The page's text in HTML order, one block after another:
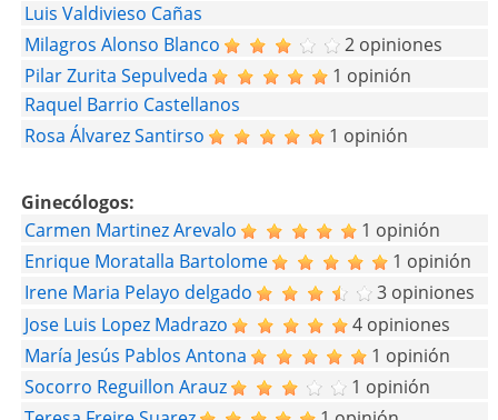
Luis Valdivieso Cañas
Milagros Alonso Blanco
2 opiniones
Pilar Zurita Sepulveda
1 opinión
Raquel Barrio Castellanos
Rosa Álvarez Santirso
1 opinión
Ginecólogos:
Carmen Martinez Arevalo
1 opinión
Enrique Moratalla Bartolome
1 opinión
Irene Maria Pelayo delgado
3 opiniones
Jose Luis Lopez Madrazo
4 opiniones
María Jesús Pablos Antona
1 opinión
Socorro Reguillon Arauz
1 opinión